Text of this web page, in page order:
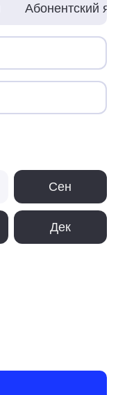
Абонентский
Сен
Дек